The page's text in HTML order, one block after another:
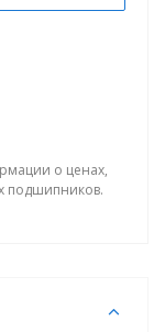
о ценах,
подшипников.